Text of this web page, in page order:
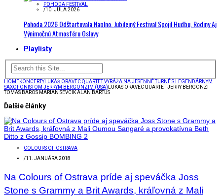
POHODA FESTIVAL
/10. JÚLA 2026
Pohoda 2026 Odštartovala Naplno. Jubilejný Festival Spojil Hudbu, Rodiny Aj
Výnimočnú Atmosféru Oslavy
Playlisty
HOMEKONCERTYLUKÁŠ ORAVEC QUARTET VYRÁŽA NA JESENNÉ TURNÉ S LEGENDÁRNYM
SAXOFONISTOM JERRYM BERGONZIM (USA) LUKAS ORAVEC QUARTET JERRY BERGONZI
TOMAS BAROS MARIAN SEVCIK ALAN BARTUS
Ďalšie články
COLOURS OF OSTRAVA
/11. JANUÁRA 2018
Na Colours of Ostrava príde aj speváčka Joss
Stone s Grammy a Brit Awards, kráľovná z Mali